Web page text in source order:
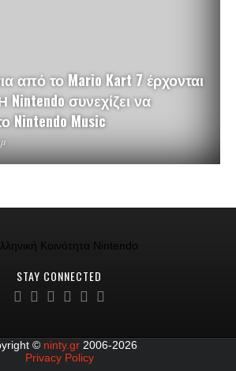
από το Mario Kart 7 έρχονται
Nintendo συνεχίζει να
Nintendo Music
STAY CONNECTED
© ninty.gr 2006-2026
Privacy Policy